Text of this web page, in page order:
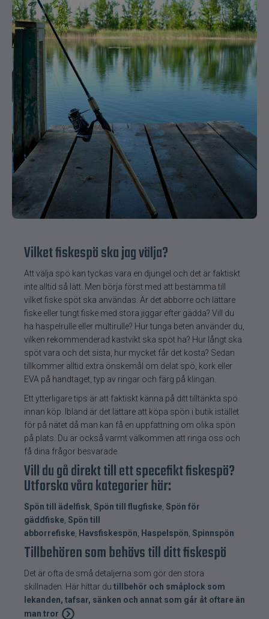
Vilket fiskespö ska jag välja?
Att välja spö kan tyckas vara en djungel och det är faktiskt
inte alltid så lätt. Men börja först med att bestämma till
vilket fiske spöt ska användas. Är det abborre och lättare
fiske eller tungt fiske med stora jiggar efter gädda? Vill du
ha haspelrulle eller multirulle? Hur tunga beten använder du,
vilken rekommenderad kastvikt ska spöt ha? Hur långt ska
spöt vara och det sista, hur mycket får det kosta? Sedan
tillkommer alltid extra önskemål om delat spö, kork eller
EVA på handtaget, typ av ringar och färg på klingan.
Ett ytterligare tips är att faktiskt känna på ditt tilltänkta spö
innan köp. Ibland är det lättare att köpa spön i butik istället
för på nätet då man kan få en uppfattning om olika spön
på plats. Du är också varmt välkommen att ringa oss och
få dina frågor besvarade.
Vill du gå direkt till ett specefikt fiskespö?
Utforska våra kategorier här:
Spön till ädelfisk, Spön till flugfiske, Spön för
gäddfiske, Spön till
abborrefiske, Havsfiskespön, Haspelspön, Spinnspön
Tillbehören som behövs till ditt fiskespö
Det är ofta de små detaljerna som gör den stora
skillnaden. Här hittar du tillbehör och småplock som
lekanden, tafsar, sänken och annat som går åt oftare än
man tror